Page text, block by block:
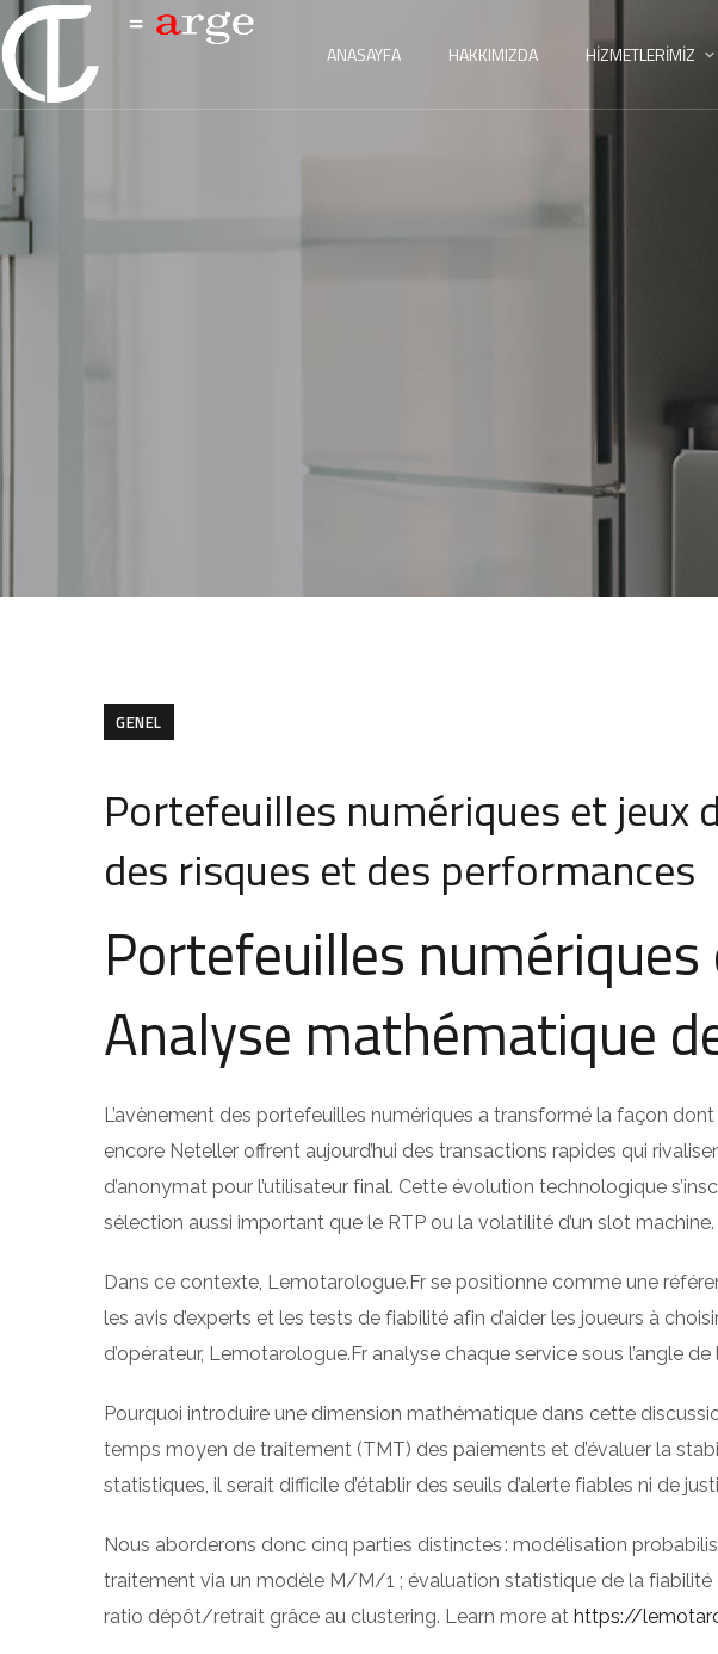
ANASAYFA HAKKIMIZDA HIZMETLERIMIZ
GENEL
Portefeuilles numériques et jeux
des risques et des performances
Portefeuilles numériques
Analyse mathématique
L’avènement des portefeuilles numériques a transformé la façon
encore Neteller offrent aujourd’hui des transactions rapides qui
d’anonymat pour l’utilisateur final. Cette évolution technologique
sélection aussi important que le RTP ou la volatilité d’un slot machine.
Dans ce contexte, Lemotarologue.Fr se positionne comme une
les avis d’experts et les tests de fiabilité afin d’aider les joueurs à
d’opérateur, Lemotarologue.Fr analyse chaque service sous l’angle
Pourquoi introduire une dimension mathématique dans cette
temps moyen de traitement (TMT) des paiements et d’évaluer la
statistiques, il serait difficile d’établir des seuils d’alerte fiables ni de
Nous aborderons donc cinq parties distinctes : modélisation
traitement via un modèle M/M/1 ; évaluation statistique de la
ratio dépôt/retrait grâce au clustering. Learn more at https://